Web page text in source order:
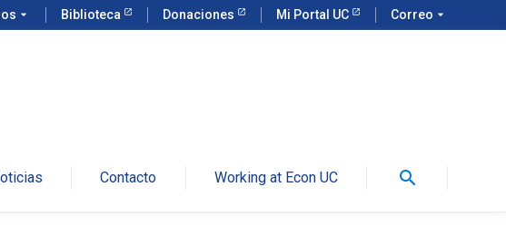
arrow_drop_down Biblioteca Donaciones Mi Portal UC Correo arrow_drop_down
Contacto Working at Econ UC search